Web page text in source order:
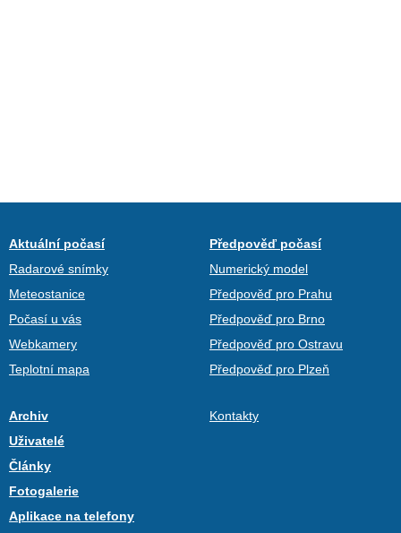
Aktuální počasí
Radarové snímky
Meteostanice
Počasí u vás
Webkamery
Teplotní mapa
Předpověď počasí
Numerický model
Předpověď pro Prahu
Předpověď pro Brno
Předpověď pro Ostravu
Předpověď pro Plzeň
Archiv
Uživatelé
Články
Fotogalerie
Aplikace na telefony
Kontakty